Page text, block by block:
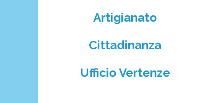
Artigianato
Cittadinanza
Ufficio Vertenze